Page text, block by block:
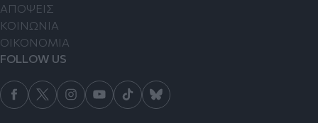
ΑΠΟΨΕΙΣ
ΚΟΙΝΩΝΙΑ
ΟΙΚΟΝΟΜΙΑ
FOLLOW US